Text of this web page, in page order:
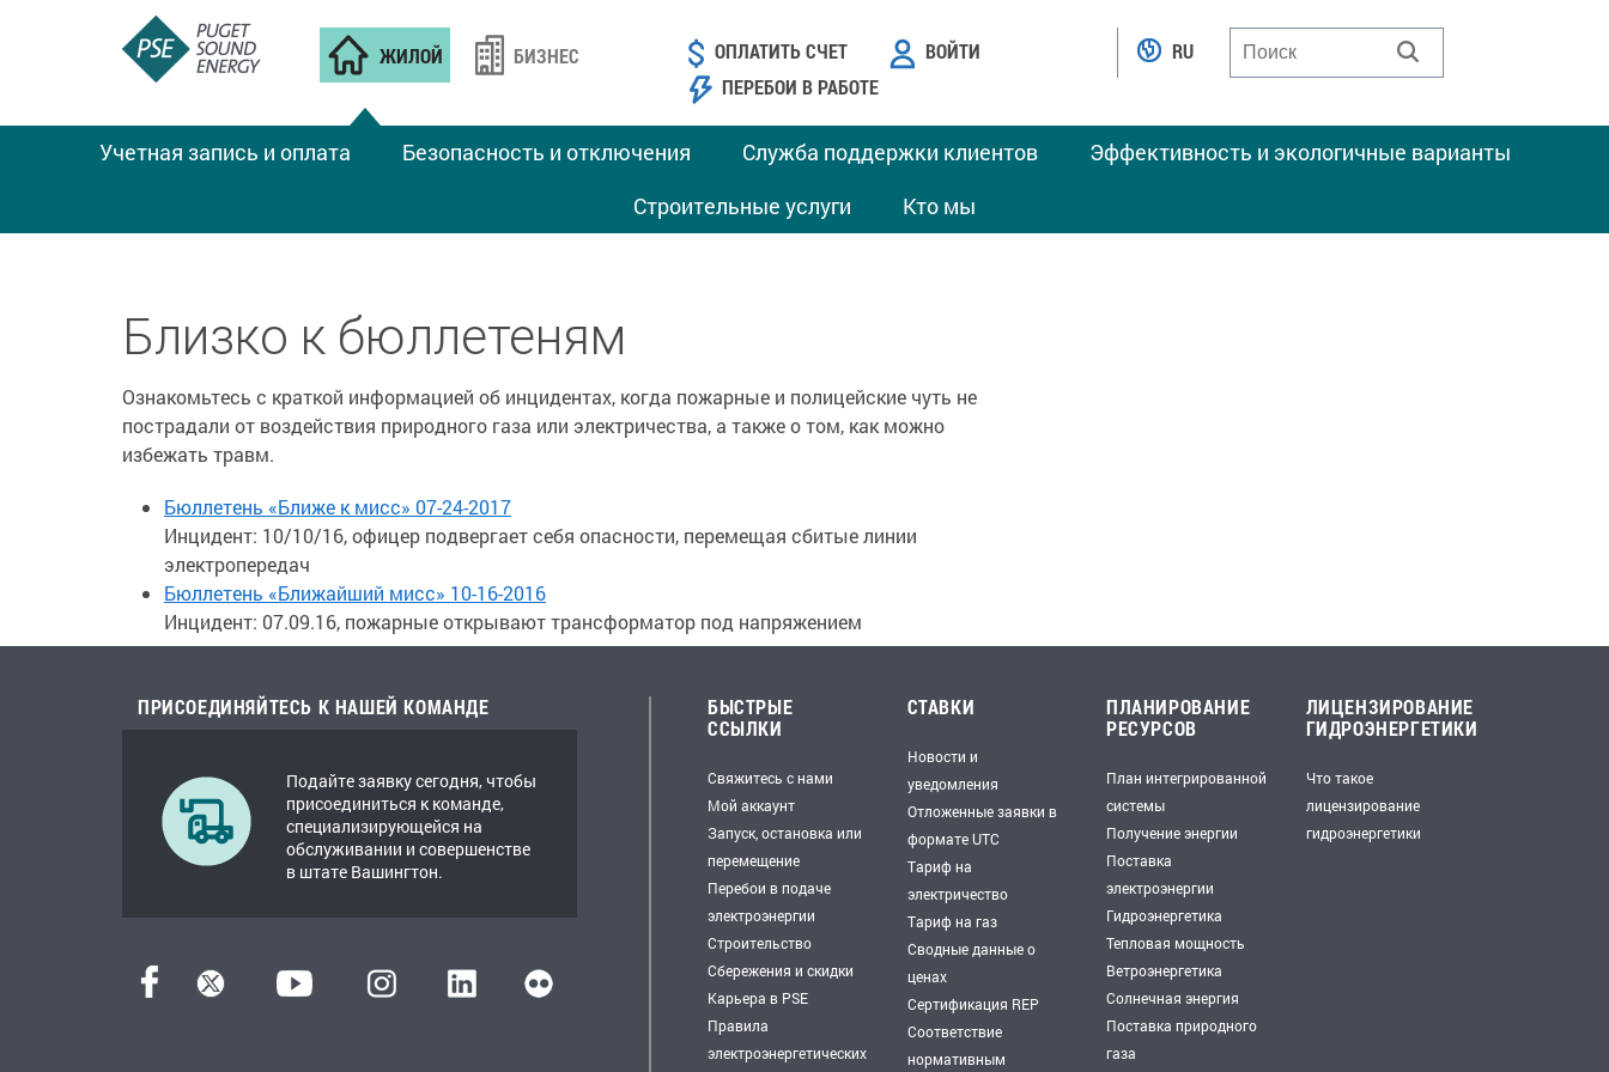
ЖИЛОЙ
Учетная запись и оплата Безопасность и отключения Служба поддержки клиентов
Эффективность и экологичные варианты
Строительные услуги
Кто мы
БИЗНЕС ОПЛАТИТЬ СЧЕТ
ВОЙТИ
ПЕРЕБОИ В РАБОТЕ
RU
Близко к бюллетеням
Ознакомьтесь с краткой информацией об инцидентах, когда пожарные и полицейские чуть не
пострадали от воздействия природного газа или электричества, а также о том, как можно
избежать травм.
Бюллетень «Ближе к мисс» 07-24-2017
Инцидент: 10/10/16, офицер подвергает себя опасности, перемещая сбитые линии
электропередач
Бюллетень «Ближайший мисс» 10-16-2016
Инцидент: 07.09.16, пожарные открывают трансформатор под напряжением
ПРИСОЕДИНЯЙТЕСЬ К НАШЕЙ КОМАНДЕ
Подайте заявку сегодня, чтобы
присоединиться к команде,
специализирующейся на
обслуживании и совершенстве
в штате Вашингтон.
БЫСТРЫЕ
ССЫЛКИ
Свяжитесь с нами
Мой аккаунт
Запуск, остановка или
перемещение
Перебои в подаче
электроэнергии
Строительство
Сбережения и скидки
Карьера в PSE
Правила
электроэнергетических
СТАВКИ
Новости и
уведомления
Отложенные заявки в
формате UTC
Тариф на
электричество
Тариф на газ
Сводные данные о
ценах
Сертификация REP
Соответствие
нормативным
ПЛАНИРОВАНИЕ
РЕСУРСОВ
План интегрированной
системы
Получение энергии
Поставка
электроэнергии
Гидроэнергетика
Тепловая мощность
Ветроэнергетика
Солнечная энергия
Поставка природного
газа
ЛИЦЕНЗИРОВАНИЕ
ГИДРОЭНЕРГЕТИКИ
Что такое
лицензирование
гидроэнергетики